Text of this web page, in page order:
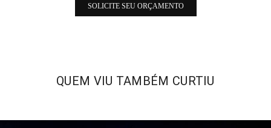
SOLICITE SEU ORÇAMENTO
QUEM VIU TAMBÉM CURTIU